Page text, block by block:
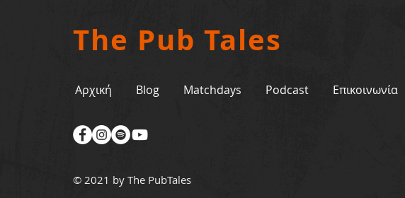
The Pub Tales
Αρχική Blog Matchdays Podcast Επικοινωνία
© 2021 by The PubTales